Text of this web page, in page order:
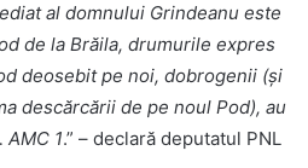
al domnului Grindeanu este
de la Brăila, drumurile expres
deosebit pe noi, dobrogenii (și
descărcării de pe noul Pod), au
1.” – declară deputatul PNL